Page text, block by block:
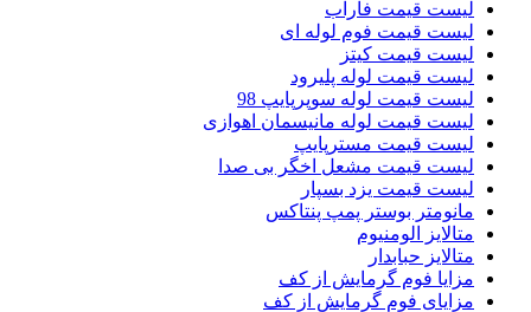
لیست قیمت فاراب
لیست قیمت فوم لوله ای
لیست قیمت کیتز
لیست قیمت لوله پلیرود
لیست قیمت لوله سوپرپایپ 98
لیست قیمت لوله مانیسمان اهوازی
لیست قیمت مسترپایپ
لیست قیمت مشعل اخگر بی صدا
لیست قیمت یزد بسپار
مانومتر بوستر پمپ پنتاکس
متالایز الومنیوم
متالایز حبابدار
مزایا فوم گرمایش از کف
مزایای فوم گرمایش از کف